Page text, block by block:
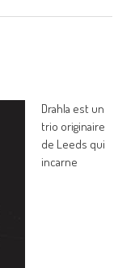
Drahla est un
trio originaire
de Leeds qui
incarne